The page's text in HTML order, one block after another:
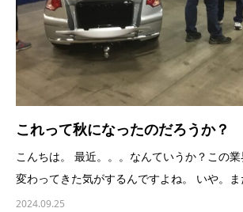
これって秋になったのだろうか？
こんちは。 最近。。。なんていうか？この
変わってきた気がするんですよね。 いや。
2024.09.25